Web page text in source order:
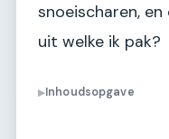
snoeischaren,
uit welke ik pak?
▶Inhoudsopgave